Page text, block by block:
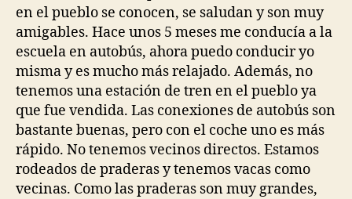
en el pueblo se conocen, se saludan y son muy
amigables. Hace unos 5 meses me conducía a la
escuela en autobús, ahora puedo conducir yo
misma y es mucho más relajado. Además, no
tenemos una estación de tren en el pueblo ya
que fue vendida. Las conexiones de autobús son
bastante buenas, pero con el coche uno es más
rápido. No tenemos vecinos directos. Estamos
rodeados de praderas y tenemos vacas como
vecinas. Como las praderas son muy grandes,